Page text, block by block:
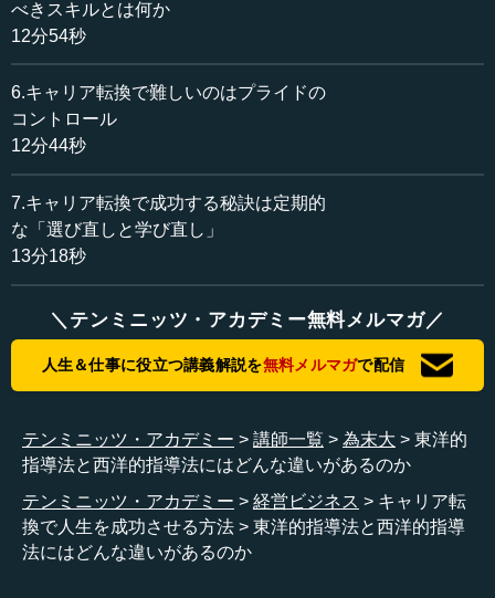
とき、アスリートの方はどういう判断をされるのですか。
上の話として、企業スポーツというものがあります。コー
チも、選手も企業に雇われているため、所属を替えるため
には、会社を辞めなければいけないという形になっていま
す。
一方、ヨーロッパだと学校や企業とは別に地域クラブと
いうものがあって、そのクラブにコーチがいることが多
い。そうすると、「生活はこちらでやりながら、スポーツ
はこのコーチ」というように選ぶことができる。だから、
コーチを替えることはもちろん、陸上からサッカーという
ようにスポーツごと替えることも可能なのです。アメリカ
の場合は、プロコーチが単独で存在していますので、自由
にプロの世界でやっていくという形ですね。
日本の場合は、スポーツと自分が所属している企業や学
校みたいなものが全部一致しているため、流動化しにくい
―― やはり動くのは難しいのですか。
べきスキルとは何か
12分54秒
6.キャリア転換で難しいのはプライドの
コントロール
12分44秒
7.キャリア転換で成功する秘訣は定期的
な「選び直しと学び直し」
13分18秒
＼テンミニッツ・アカデミー無料メルマガ／
人生＆仕事に役立つ講義解説を無料メルマガで配信
テンミニッツ・アカデミー 講師一覧 為末大
東洋的
指導法と西洋的指導法にはどんな違いがあるのか
テンミニッツ・アカデミー
経営ビジネス
キャリア転
換で人生を成功させる方法
東洋的指導法と西洋的指導
法にはどんな違いがあるのか